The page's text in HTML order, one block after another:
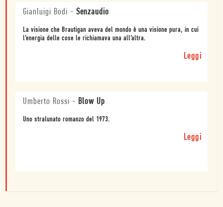
Gianluigi Bodi - Senzaudio
La visione che Brautigan aveva del mondo è una visione pura, in cui
l’energia delle cose le richiamava una all’altra.
Leggi
Umberto Rossi - Blow Up
Uno stralunato romanzo del 1973.
Leggi